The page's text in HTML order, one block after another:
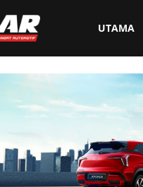
Motoqar UTAMA